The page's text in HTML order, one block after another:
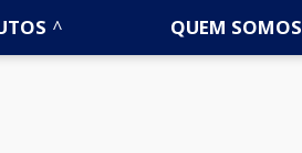
QUEM SOMOS